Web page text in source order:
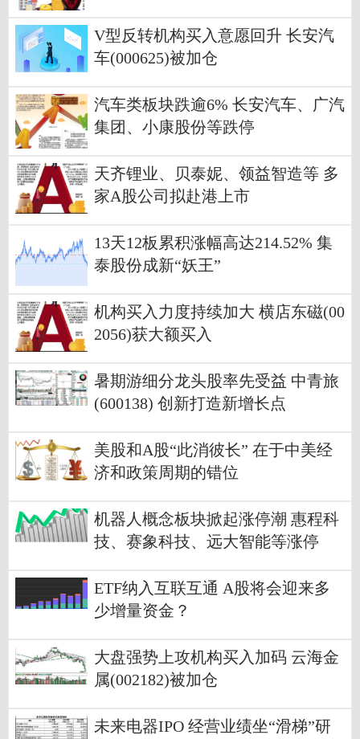
V型反转机构买入意愿回升 长安汽
车(000625)被加仓
汽车类板块跌逾6% 长安汽车、广汽
集团、小康股份等跌停
天齐锂业、贝泰妮、领益智造等 多
家A股公司拟赴港上市
13天12板累积涨幅高达214.52% 集
泰股份成新“妖王”
机构买入力度持续加大 横店东磁(00
2056)获大额买入
暑期游细分龙头股率先受益 中青旅
(600138) 创新打造新增长点
美股和A股“此消彼长” 在于中美经
济和政策周期的错位
机器人概念板块掀起涨停潮 惠程科
技、赛象科技、远大智能等涨停
ETF纳入互联互通 A股将会迎来多
少增量资金？
大盘强势上攻机构买入加码 云海金
属(002182)被加仓
未来电器IPO 经营业绩坐“滑梯”研